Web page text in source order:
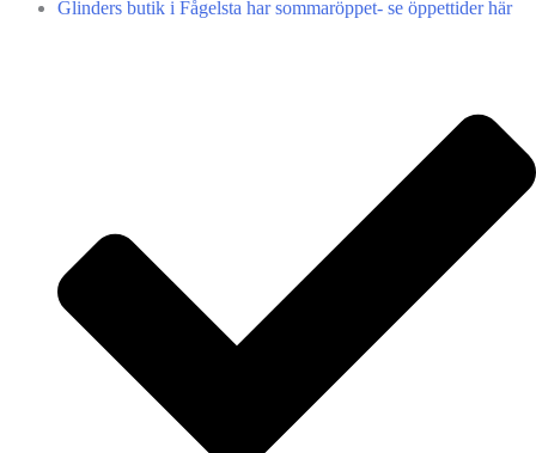
Glinders butik i Fågelsta har sommaröppet- se öppettider här